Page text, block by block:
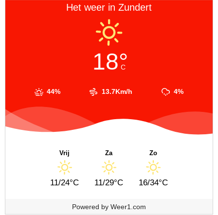
Het weer in Zundert
18°
C
44% 13.7Km/h 4%
Vrij
11/24°C
Za
11/29°C
Zo
16/34°C
Powered by Weer1.com